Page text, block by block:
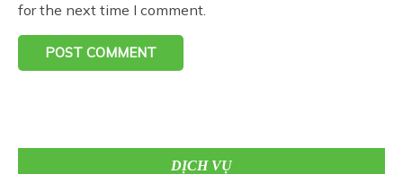
for the next time I comment.
DỊCH VỤ